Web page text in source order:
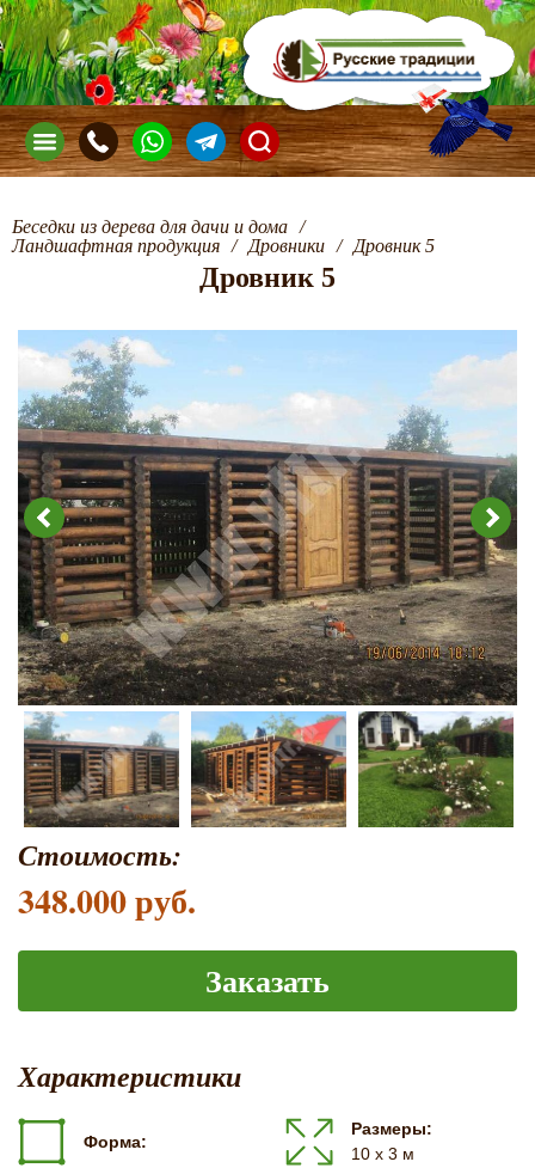
Беседки из дерева для дачи и дома /
Ландшафтная продукция / Дровники / Дровник 5
Дровник 5
Стоимость:
348.000 руб.
Заказать
Характеристики
Форма:
Размеры:
10 х 3 м